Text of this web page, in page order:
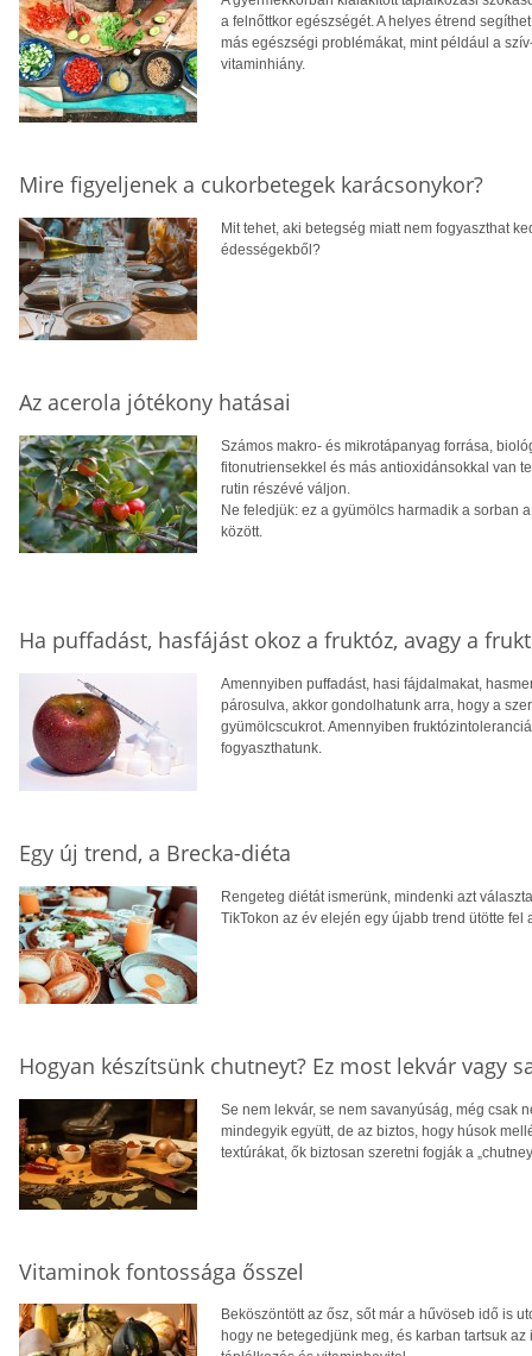
a felnőttkor egészségét. A helyes étrend
más egészségi problémákat, mint például a
vitaminhiány.
Mire figyeljenek a cukorbetegek karácsonykor?
Mit tehet, aki betegség miatt nem fogyaszthat
édességekből?
Az acerola jótékony hatásai
Számos makro- és mikrotápanyag forrása,
fitonutriensekkel és más antioxidánsokkal van
rutin részévé váljon.
Ne feledjük: ez a gyümölcs harmadik a sorban
között.
Ha puffadást, hasfájást okoz a fruktóz, avagy a
Amennyiben puffadást, hasi fájdalmakat,
párosulva, akkor gondolhatunk arra, hogy a
gyümölcscukrot. Amennyiben
fogyaszthatunk.
Egy új trend, a Brecka-diéta
Rengeteg diétát ismerünk, mindenki azt
TikTokon az év elején egy újabb trend ütötte fel
Hogyan készítsünk chutneyt? Ez most lekvár vagy
Se nem lekvár, se nem savanyúság, még csak
mindegyik együtt, de az biztos, hogy húsok
textúrákat, ők biztosan szeretni fogják a
Vitaminok fontossága ősszel
Beköszöntött az ősz, sőt már a hűvöseb idő is
hogy ne betegedjünk meg, és karban tartsuk